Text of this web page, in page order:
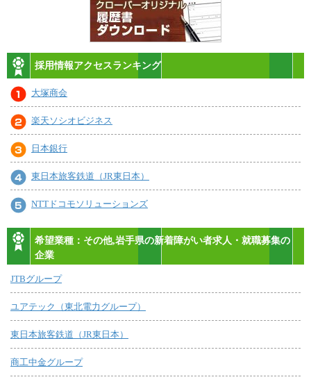
採用情報アクセスランキング
大塚商会
楽天ソシオビジネス
日本銀行
東日本旅客鉄道（JR東日本）
NTTドコモソリューションズ
希望業種：その他,岩手県の新着障がい者求人・就職募集の
企業
JTBグループ
ユアテック（東北電力グループ）
東日本旅客鉄道（JR東日本）
商工中金グループ